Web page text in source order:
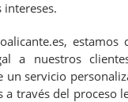
intereses.
a nuestros
un servicio
a través del proceso